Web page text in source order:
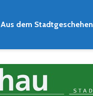
Aus dem Stadtgeschehen